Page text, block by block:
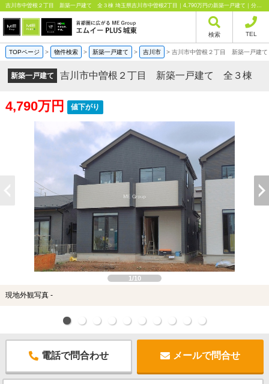
吉川市中曽根２丁目 新築一戸建て 全３棟 埼玉県吉川市中曽根2丁目｜4,790万円の新築一戸建て｜分譲住宅や新築物件｜エムイーPLUS城東株式会社
検索 TEL
TOPページ > 物件検索 > 新築一戸建て > 吉川市 > 吉川市中曽根２丁目 新築一戸建
新築一戸建て 吉川市中曽根２丁目 新築一戸建て 全３棟
4,790万円 値下がり
1/10
現地外観写真 -
電話で問合わせ メールで問合せ